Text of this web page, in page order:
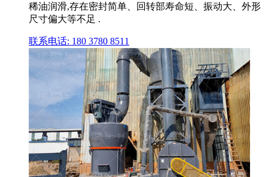
稀油润滑,存在密封简单、回转部寿命短、振动大、外形
尺寸偏大等不足 .
联系电话: 180 3780 8511